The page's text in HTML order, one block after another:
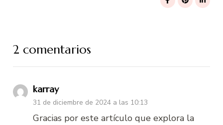
2 comentarios
karray
31 de diciembre de 2024 a las 10:13
Gracias por este artículo que explora la